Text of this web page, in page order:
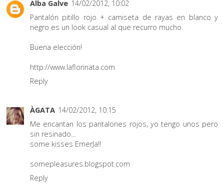
Alba Galve 14/02/2012, 10:02
Pantalón pitillo rojo + camiseta de rayas en blanco y
negro es un look casual al que recurro mucho.
Buena elección!
http://www.laflorinata.com
Reply
ÀGATA 14/02/2012, 10:15
Me encantan los pantalones rojos, yo tengo unos pero
sin resinado...
some kisses EmerJa!!
somepleasures.blogspot.com
Reply